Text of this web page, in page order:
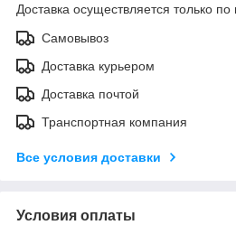
Доставка осуществляется только по
Самовывоз
Доставка курьером
Доставка почтой
Транспортная компания
Все условия доставки
Условия оплаты